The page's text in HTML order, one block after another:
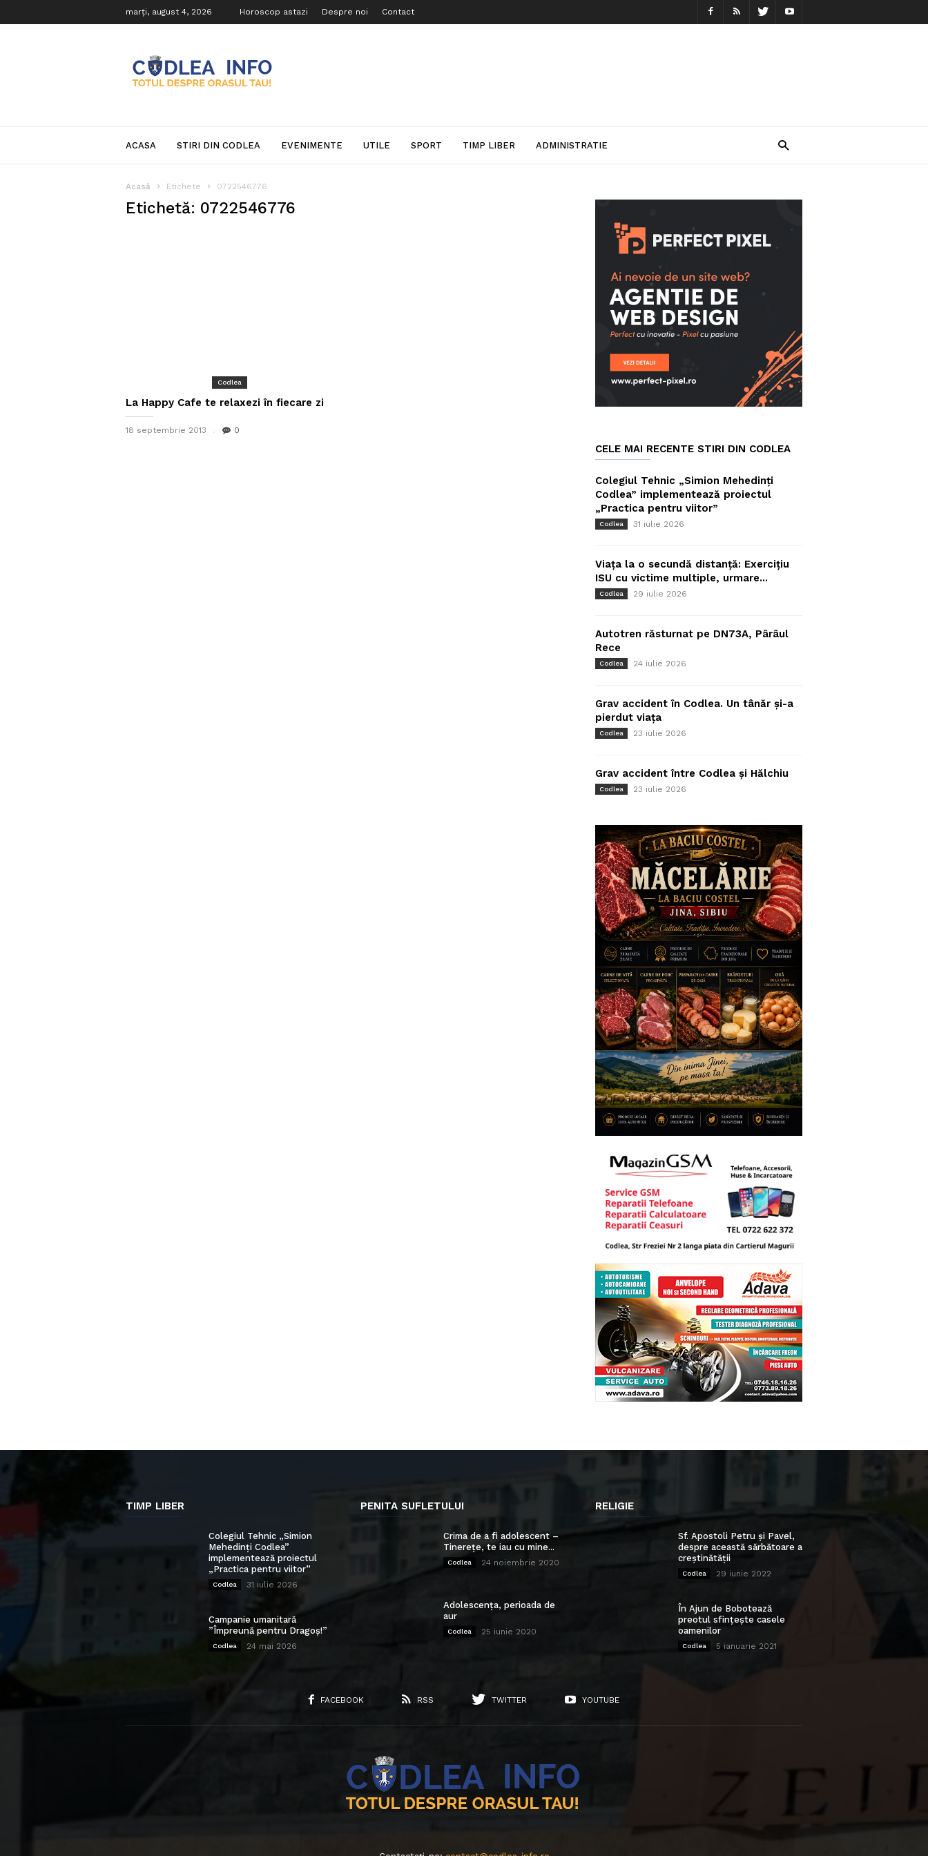
marți, august 4, 2026 Horoscop astazi Despre noi Contact
Info
ACASA STIRI DIN CODLEA EVENIMENTE UTILE SPORT TIMP LIBER ADMINISTRATIE
Acasă Etichete 0722546776
Etichetă: 0722546776
Codlea
La Happy Cafe te relaxezi în fiecare zi
18 septembrie 2013 0
CELE MAI RECENTE STIRI DIN CODLEA
Colegiul Tehnic „Simion Mehedinți
Codlea” implementează proiectul
„Practica pentru viitor”
Codlea 31 iulie 2026
Viața la o secundă distanță: Exercițiu
ISU cu victime multiple, urmare...
Codlea 29 iulie 2026
Autotren răsturnat pe DN73A, Pârâul
Rece
Codlea 24 iulie 2026
Grav accident în Codlea. Un tânăr și-a
pierdut viața
Codlea 23 iulie 2026
Grav accident între Codlea și Hălchiu
Codlea 23 iulie 2026
TIMP LIBER
Colegiul Tehnic „Simion
Mehedinți Codlea”
implementează proiectul
„Practica pentru viitor”
Codlea 31 iulie 2026
Campanie umanitară
”Împreună pentru Dragoș!”
Codlea 24 mai 2026
PENITA SUFLETULUI
Crima de a fi adolescent –
Tinerețe, te iau cu mine...
Codlea 24 noiembrie 2020
Adolescența, perioada de
aur
Codlea 25 iunie 2020
RELIGIE
Sf. Apostoli Petru și Pavel,
despre această sărbătoare a
creștinătății
Codlea 29 iunie 2022
În Ajun de Bobotează
preotul sfințește casele
oamenilor
Codlea 5 ianuarie 2021
FACEBOOK RSS TWITTER YOUTUBE